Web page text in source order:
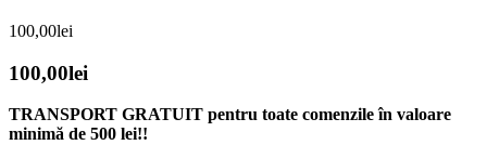
100,00lei
100,00lei
TRANSPORT GRATUIT pentru toate comenzile în valoare
minimă de 500 lei!!